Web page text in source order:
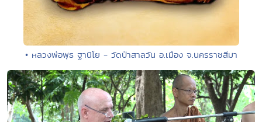
• หลวงพ่อพุธ ฐานิโย - วัดป่าสาลวัน อ.เมือง จ.นครราชสีมา